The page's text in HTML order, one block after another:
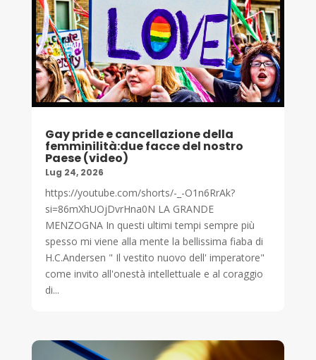
Gay pride e cancellazione della
femminilità:due facce del nostro
Paese (video)
Lug 24, 2026
https://youtube.com/shorts/-_-O1n6RrAk?
si=86mXhUOjDvrHna0N LA GRANDE
MENZOGNA In questi ultimi tempi sempre più
spesso mi viene alla mente la bellissima fiaba di
H.C.Andersen " Il vestito nuovo dell' imperatore"
come invito all'onestà intellettuale e al coraggio
di...